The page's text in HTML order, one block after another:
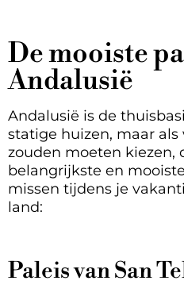
De mooiste
Andalusië
Andalusië is de
statige huizen, maar
zouden moeten kiezen,
belangrijkste en
missen tijdens je
land:
Paleis van San